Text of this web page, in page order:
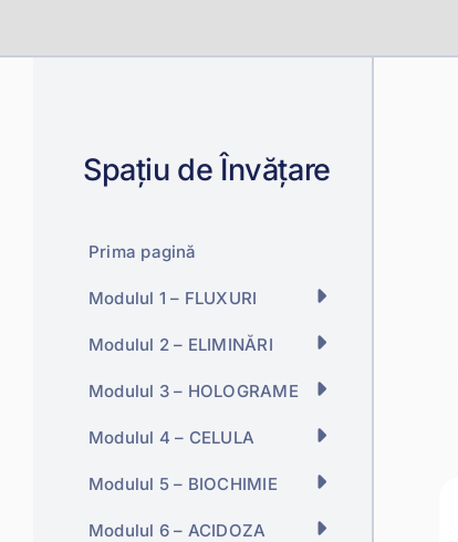
Spațiu de Învățare
Prima pagină
Modulul 1 – FLUXURI
Modulul 2 – ELIMINĂRI
Modulul 3 – HOLOGRAME
Modulul 4 – CELULA
Modulul 5 – BIOCHIMIE
Modulul 6 – ACIDOZA